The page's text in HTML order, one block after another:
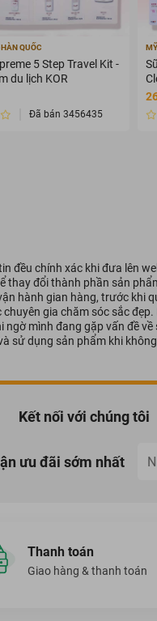
QUỐC
5 Step Travel Kit -
du lịch KOR
Đã bán 3456435
đều chính xác khi đưa lên
đổi thành phần sản
hành gian hàng, trước khi
gia chăm sóc sắc
mình đang gặp vấn đề về
sử dụng sản phẩm khi
Kết nối với chúng tôi
ưu đãi sớm nhất
Thanh toán
Giao hàng & thanh toán